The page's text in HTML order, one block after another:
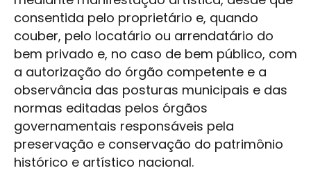
consentida pelo proprietário e, quando
couber, pelo locatário ou arrendatário do
bem privado e, no caso de bem público, com
a autorização do órgão competente e a
observância das posturas municipais e das
normas editadas pelos órgãos
governamentais responsáveis pela
preservação e conservação do patrimônio
histórico e artístico nacional.